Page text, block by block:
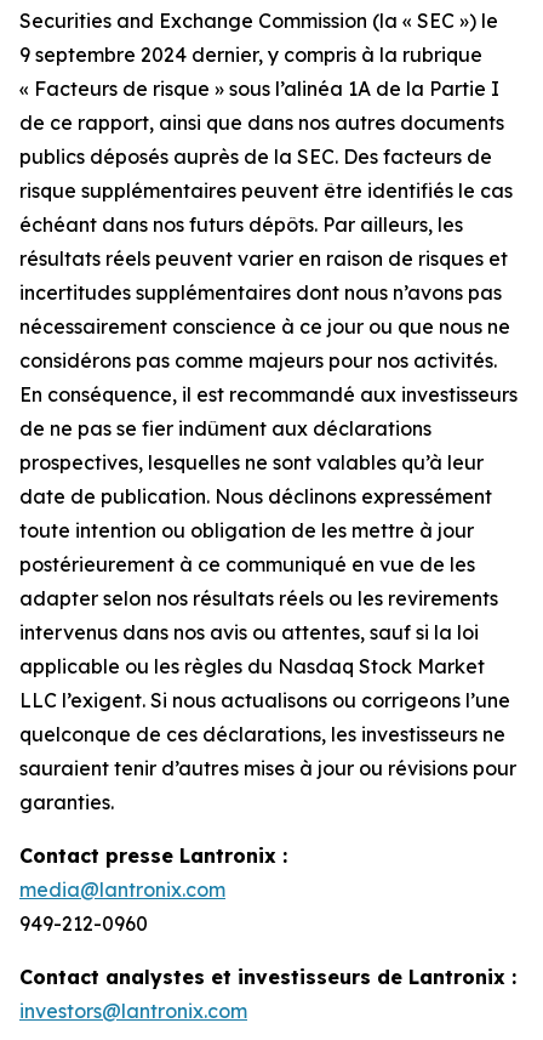
Securities and Exchange Commission (la « SEC ») le
9 septembre 2024 dernier, y compris à la rubrique
« Facteurs de risque » sous l’alinéa 1A de la Partie I
de ce rapport, ainsi que dans nos autres documents
publics déposés auprès de la SEC. Des facteurs de
risque supplémentaires peuvent être identifiés le cas
échéant dans nos futurs dépôts. Par ailleurs, les
résultats réels peuvent varier en raison de risques et
incertitudes supplémentaires dont nous n’avons pas
nécessairement conscience à ce jour ou que nous ne
considérons pas comme majeurs pour nos activités.
En conséquence, il est recommandé aux investisseurs
de ne pas se fier indûment aux déclarations
prospectives, lesquelles ne sont valables qu’à leur
date de publication. Nous déclinons expressément
toute intention ou obligation de les mettre à jour
postérieurement à ce communiqué en vue de les
adapter selon nos résultats réels ou les revirements
intervenus dans nos avis ou attentes, sauf si la loi
applicable ou les règles du Nasdaq Stock Market
LLC l’exigent. Si nous actualisons ou corrigeons l’une
quelconque de ces déclarations, les investisseurs ne
sauraient tenir d’autres mises à jour ou révisions pour
garanties.
Contact presse Lantronix :
media@lantronix.com
949-212-0960
Contact analystes et investisseurs de Lantronix :
investors@lantronix.com